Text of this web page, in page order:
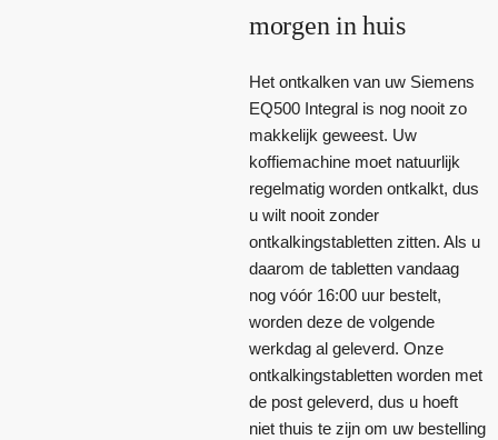
morgen in huis
Het ontkalken van uw Siemens
EQ500 Integral is nog nooit zo
makkelijk geweest. Uw
koffiemachine moet natuurlijk
regelmatig worden ontkalkt, dus
u wilt nooit zonder
ontkalkingstabletten zitten. Als u
daarom de tabletten vandaag
nog vóór 16:00 uur bestelt,
worden deze de volgende
werkdag al geleverd. Onze
ontkalkingstabletten worden met
de post geleverd, dus u hoeft
niet thuis te zijn om uw bestelling